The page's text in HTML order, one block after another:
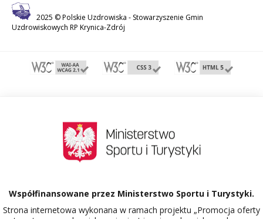
2025 © Polskie Uzdrowiska - Stowarzyszenie Gmin
Uzdrowiskowych RP Krynica-Zdrój
Współfinansowane przez Ministerstwo Sportu i Turystyki.
Strona internetowa wykonana w ramach projektu „Promocja oferty